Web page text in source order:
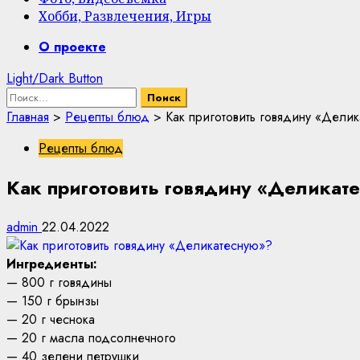
Хобби, Развлечения, Игры
PrimaryО проекте
Light/Dark Button
Найти:
Главная > Рецепты блюд > Как приготовить говядину
Рецепты блюд
Как приготовить говядину
admin 22.04.2022
Ингредиенты:
— 800 г говядины
— 150 г брынзы
— 20 г чеснока
— 20 г масла подсолнечного
— 40 зелени петрушки